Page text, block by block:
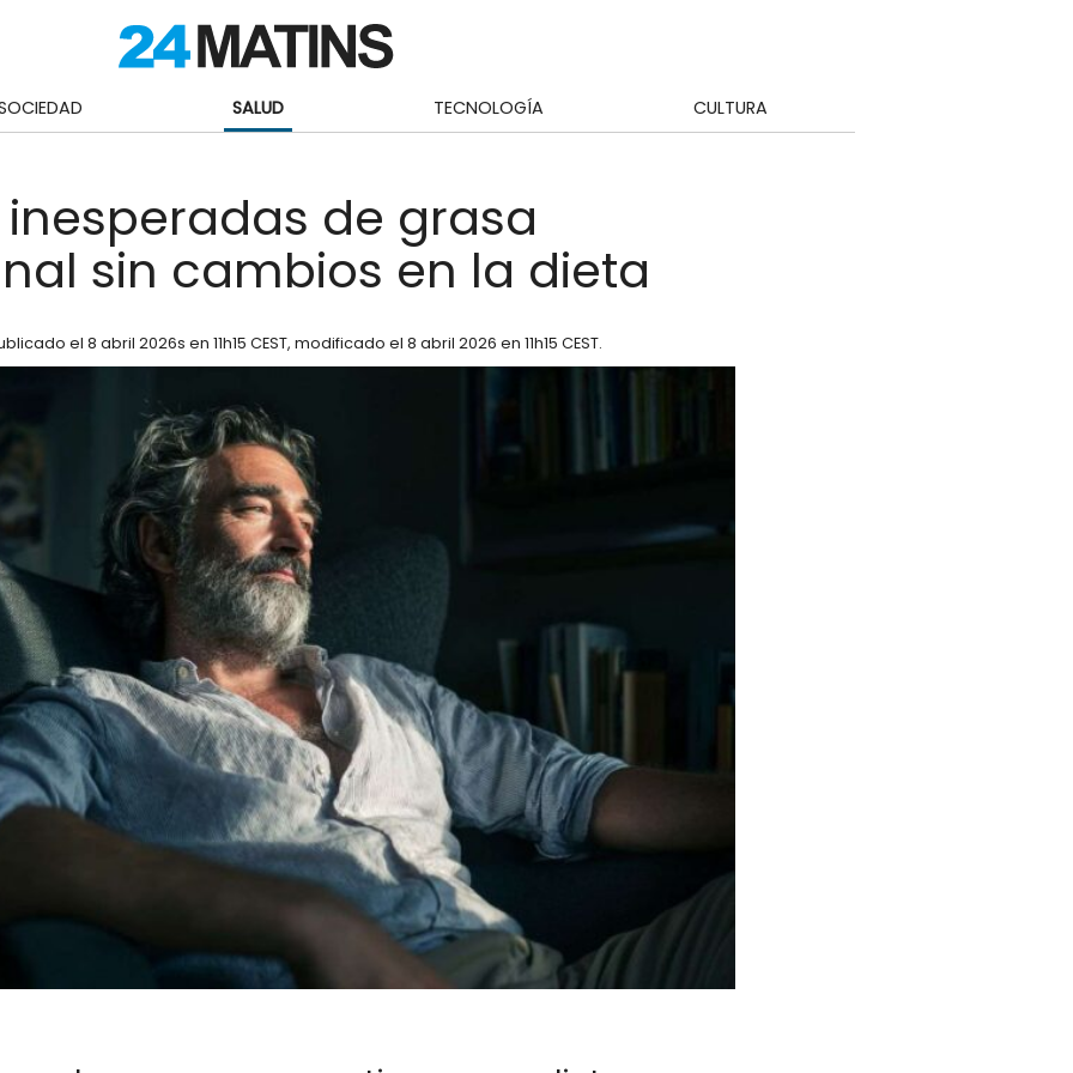
SALUD TECNOLOGÍA CULTURA
de grasa
sin cambios en la dieta
el 8 abril 2026s en 11h15 CEST, modificado el 8 abril 2026 en 11h15 CEST.